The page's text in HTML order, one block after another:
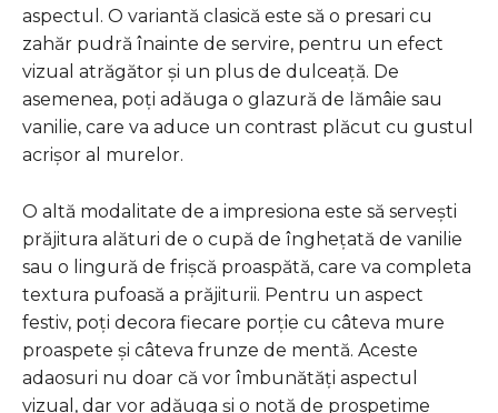
aspectul. O variantă clasică este să o presari cu
zahăr pudră înainte de servire, pentru un efect
vizual atrăgător și un plus de dulceață. De
asemenea, poți adăuga o glazură de lămâie sau
vanilie, care va aduce un contrast plăcut cu gustul
acrișor al murelor.
O altă modalitate de a impresiona este să servești
prăjitura alături de o cupă de înghețată de vanilie
sau o lingură de frișcă proaspătă, care va completa
textura pufoasă a prăjiturii. Pentru un aspect
festiv, poți decora fiecare porție cu câteva mure
proaspete și câteva frunze de mentă. Aceste
adaosuri nu doar că vor îmbunătăți aspectul
vizual, dar vor adăuga și o notă de prospețime